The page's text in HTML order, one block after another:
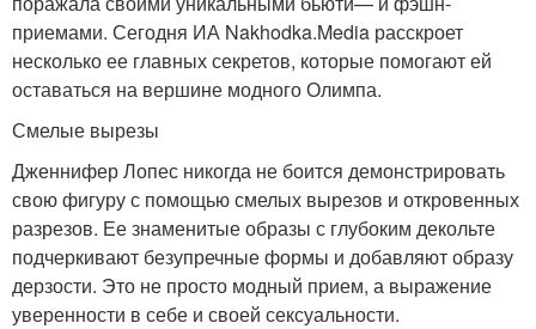
приемами. Сегодня ИА Nakhodka.Media расскроет
несколько ее главных секретов, которые помогают ей
оставаться на вершине модного Олимпа.
Смелые вырезы
Дженнифер Лопес никогда не боится демонстрировать
свою фигуру с помощью смелых вырезов и откровенных
разрезов. Ее знаменитые образы с глубоким декольте
подчеркивают безупречные формы и добавляют образу
дерзости. Это не просто модный прием, а выражение
уверенности в себе и своей сексуальности.